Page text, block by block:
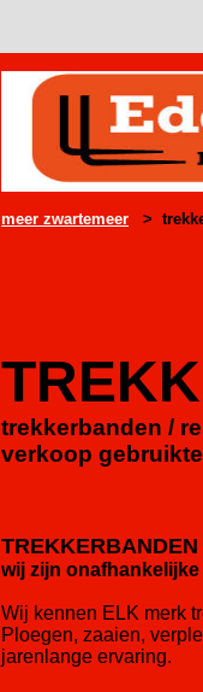
meer zwartemeer >
trekkerbanden /
verkoop
TREKKERBANDEN
wij zijn
Wij kennen ELK merk
Ploegen, zaaien,
jarenlange ervaring.